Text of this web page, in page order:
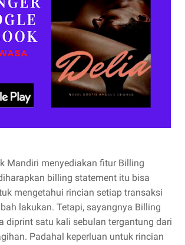
Mandiri menyediakan fitur Billing
billing statement itu bisa
mengetahui rincian setiap transaksi
lakukan. Tetapi, sayangnya Billing
diprint satu kali sebulan tergantung dari
Padahal keperluan untuk rincian